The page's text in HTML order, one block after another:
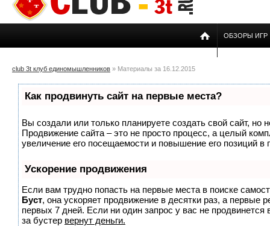
ОБЗОРЫ ИГР
club 3t клуб единомышленников » Материалы за 16.12.2015
Как продвинуть сайт на первые места?
Вы создали или только планируете создать свой сайт, но
Продвижение сайта – это не просто процесс, а целый
увеличение его посещаемости и повышение его позиций в
Ускорение продвижения
Если вам трудно попасть на первые места в поиске
Буст, она ускоряет продвижение в десятки раз, а первые
первых 7 дней. Если ни один запрос у вас не продвинется
за бустер вернут деньги.